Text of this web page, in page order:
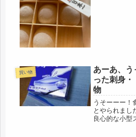
買い物
あーあ、う
った刺身
物
うそーーー！
とやられまし
良心的な小型